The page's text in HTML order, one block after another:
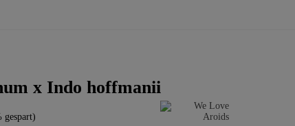
x Indo hoffmanii
gespart)